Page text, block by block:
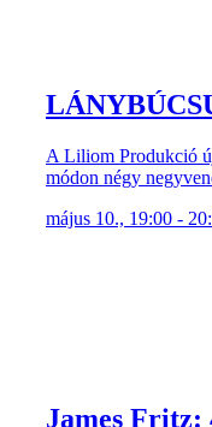
A Liliom Produkció
módon négy
május 10., 19:00 -
James Fritz: